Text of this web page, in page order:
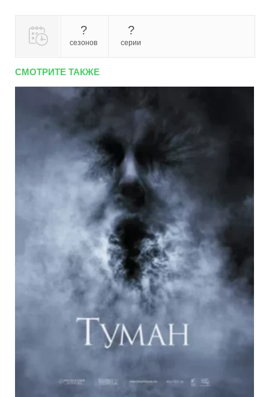
?
сезонов
?
серии
СМОТРИТЕ ТАКЖЕ